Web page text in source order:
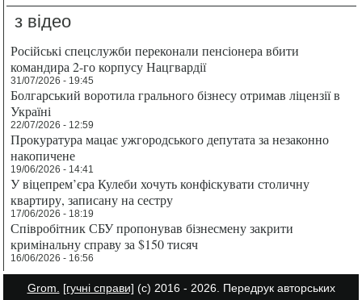
з відео
Російські спецслужби переконали пенсіонера вбити
командира 2-го корпусу Нацгвардії
31/07/2026 - 19:45
Болгарський воротила грального бізнесу отримав ліцензії в
Україні
22/07/2026 - 12:59
Прокуратура мацає ужгородського депутата за незаконно
накопичене
19/06/2026 - 14:41
У віцепрем’єра Кулеби хочуть конфіскувати столичну
квартиру, записану на сестру
17/06/2026 - 18:19
Співробітник СБУ пропонував бізнесмену закрити
кримінальну справу за $150 тисяч
16/06/2026 - 16:56
Grom. [гучні справи] (с) 2016 - 2026. Передрук авторських